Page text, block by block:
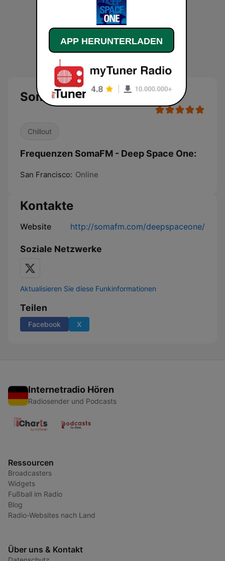
SomaFM - Deep Space One
Chillout
Frequenzen SomaFM - Deep Space One:
San Francisco: Online
Kontakte
Website http://somafm.com/deepspaceone/
Soziale Netzwerke
Aktualisieren Sie diese Funkinformationen
Teilen
Facebook X
Internetradio Hören
Radiosender und Podcasts
Ressourcen
Broadcasters
Widgets
Fußball im Radio
Blog
Radio-Websites nach Land
Über uns & Kontakt
APP HERUNTERLADEN